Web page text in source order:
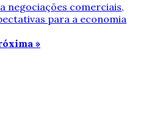
negociações comerciais,
para a economia
»